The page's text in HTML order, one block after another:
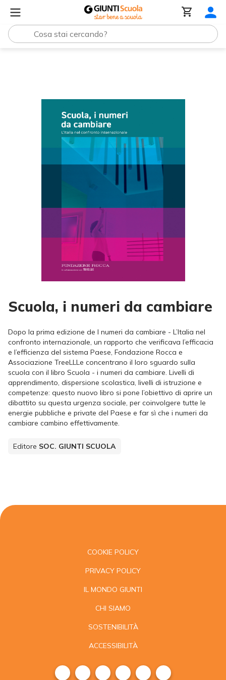
Scuola, i numeri da cambiare
Dopo la prima edizione de I numeri da cambiare - L’Italia nel
confronto internazionale, un rapporto che verificava l’efficacia
e l’efficienza del sistema Paese, Fondazione Rocca e
Associazione TreeLLLe concentrano il loro sguardo sulla
scuola con il libro Scuola - i numeri da cambiare. Livelli di
apprendimento, dispersione scolastica, livelli di istruzione e
competenze: questo nuovo libro si pone l’obiettivo di aprire un
dibattito su questa urgenza sociale, per coinvolgere tutte le
energie pubbliche e private del Paese e far sì che i numeri da
cambiare cambino effettivamente.
Editore SOC. GIUNTI SCUOLA
COOKIE POLICY
PRIVACY POLICY
IL MONDO GIUNTI
CHI SIAMO
SOSTENIBILITÀ
ACCESSIBILITÀ